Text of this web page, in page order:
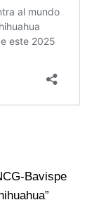
Bavispe